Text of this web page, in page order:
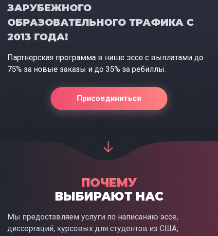
ЗАРУБЕЖНОГО
ОБРАЗОВАТЕЛЬНОГО ТРАФИКА С
2013 ГОДА!
Партнерская программа в нише эссе с выплатами до
75% за новые заказы и до 35% за ребиллы.
Присоединиться
ПОЧЕМУ
ВЫБИРАЮТ НАС
Мы предоставляем услуги по написанию эссе,
диссертаций, курсовых для студентов из США,